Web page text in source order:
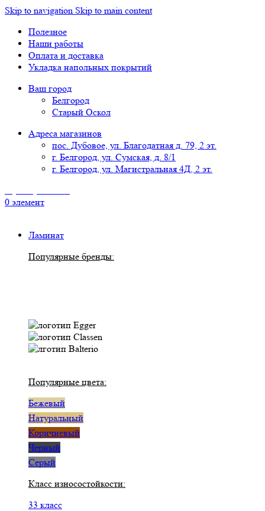
Skip to navigation Skip to main content
Полезное
Наши работы
Оплата и доставка
Укладка напольных покрытий
Ваш город
Белгород
Старый Оскол
Адреса магазинов
пос. Дубовое, ул. Благодатная д. 79, 2 эт.
г. Белгород, ул. Сумская, д. 8/1
г. Белгород, ул. Магистральная 4Д, 2 эт.
0 элемент
Ламинат
Популярные бренды:
Популярные цвета:
Бежевый
Натуральный
Коричневый
Черный
Серый
Класс износостойкости:
33 класс